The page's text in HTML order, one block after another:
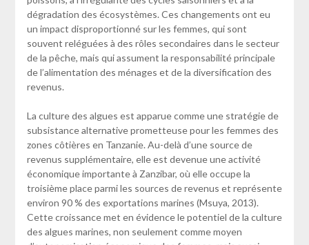
dégradation des écosystèmes. Ces changements ont eu
un impact disproportionné sur les femmes, qui sont
souvent reléguées à des rôles secondaires dans le secteur
de la pêche, mais qui assument la responsabilité principale
de l’alimentation des ménages et de la diversification des
revenus.
La culture des algues est apparue comme une stratégie de
subsistance alternative prometteuse pour les femmes des
zones côtières en Tanzanie. Au-delà d’une source de
revenus supplémentaire, elle est devenue une activité
économique importante à Zanzibar, où elle occupe la
troisième place parmi les sources de revenus et représente
environ 90 % des exportations marines (Msuya, 2013).
Cette croissance met en évidence le potentiel de la culture
des algues marines, non seulement comme moyen